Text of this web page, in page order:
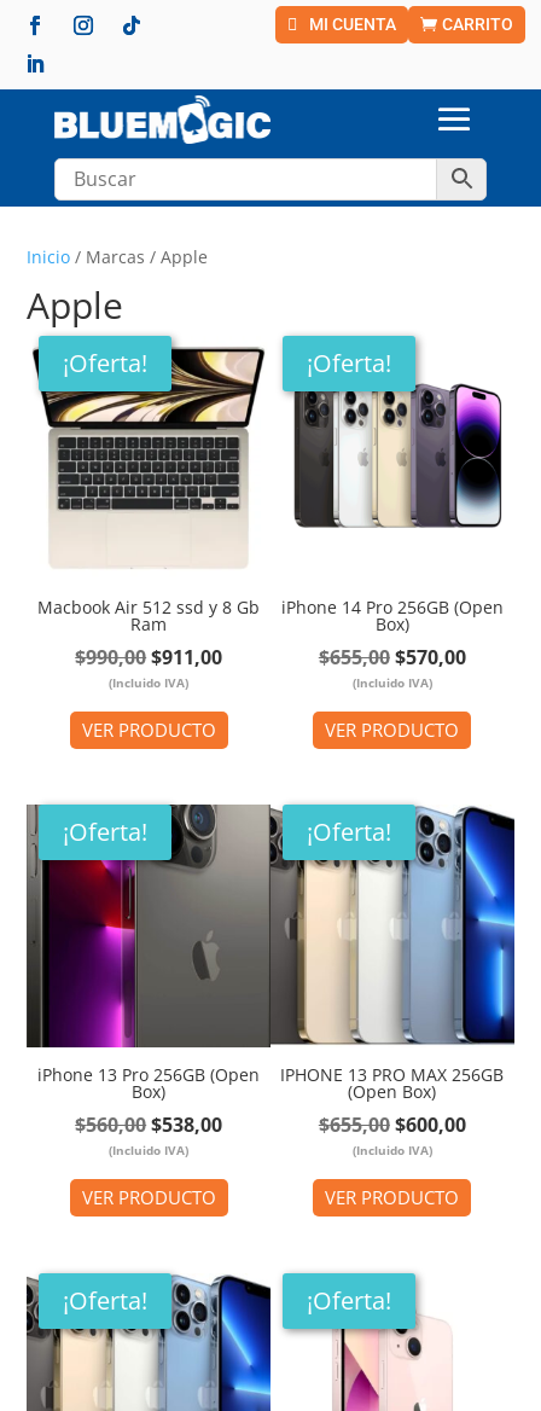
MI CUENTA CARRITO
Inicio / Marcas / Apple
Apple
¡Oferta!
Macbook Air 512 ssd y 8 Gb
Ram
$990,00El
precio
original
era:
$911,00El
actual
es:
(Incluido IVA)
VER PRODUCTO
¡Oferta!
iPhone 14 Pro 256GB (Open
Box)
$655,00El
precio
original
era:
$570,00El
actual
es:
(Incluido IVA)
VER PRODUCTO
¡Oferta!
iPhone 13 Pro 256GB (Open
Box)
$560,00El
precio
original
era:
$538,00El
actual
es:
(Incluido IVA)
VER PRODUCTO
¡Oferta!
IPHONE 13 PRO MAX 256GB
(Open Box)
$655,00El
precio
original
era:
$600,00El
actual
es:
(Incluido IVA)
VER PRODUCTO
¡Oferta! ¡Oferta!